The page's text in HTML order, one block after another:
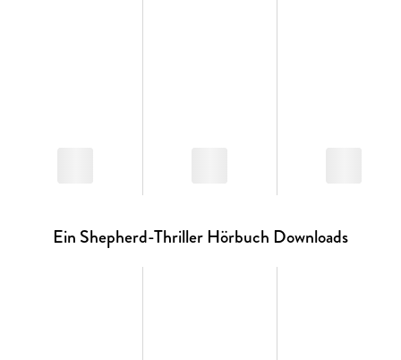
Ein Shepherd-Thriller Hörbuch Downloads